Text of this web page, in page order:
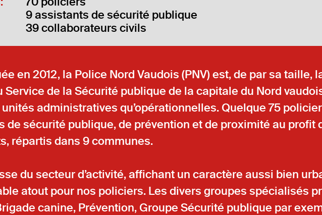
9 assistants de sécurité publique
39 collaborateurs civils
en 2012, la Police Nord Vaudois (PNV) est, de par sa taille,
Service de la Sécurité publique de la capitale du Nord
administratives qu’opérationnelles. Quelque 75
de sécurité publique, de prévention et de proximité au profit
répartis dans 9 communes.
du secteur d’activité, affichant un caractère aussi bien
atout pour nos policiers. Les divers groupes spécialisés
canine, Prévention, Groupe Sécurité publique par